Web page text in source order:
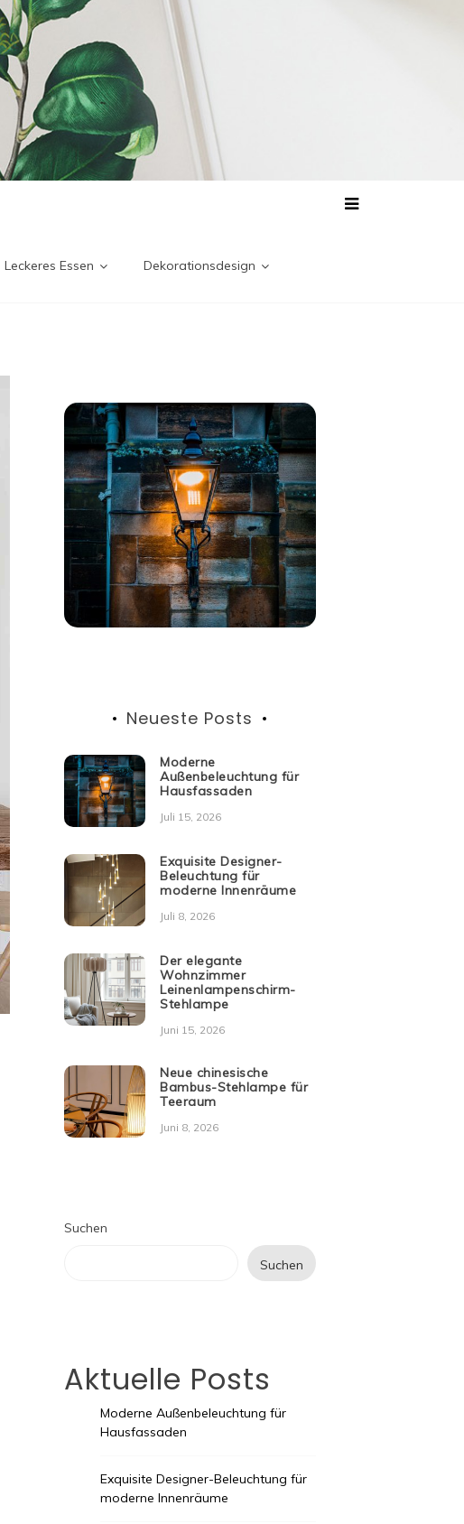
Leckeres Essen Dekorationsdesign
Neueste Posts
Moderne
Außenbeleuchtung für
Hausfassaden
Juli 15, 2026
Exquisite Designer-
Beleuchtung für
moderne Innenräume
Juli 8, 2026
Der elegante
Wohnzimmer
Leinenlampenschirm-
Stehlampe
Juni 15, 2026
Neue chinesische
Bambus-Stehlampe für
Teeraum
Juni 8, 2026
Suchen
Suchen
Aktuelle Posts
Moderne Außenbeleuchtung für
Hausfassaden
Exquisite Designer-Beleuchtung für
moderne Innenräume